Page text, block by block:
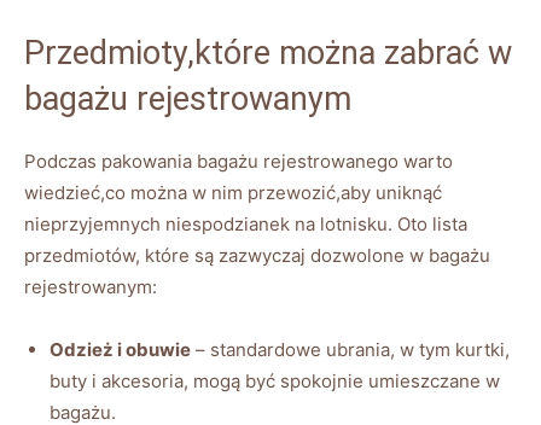
Przedmioty,które można zabrać w
bagażu rejestrowanym
Podczas pakowania bagażu rejestrowanego warto
wiedzieć,co można w nim przewozić,aby uniknąć
nieprzyjemnych niespodzianek na lotnisku. Oto lista
przedmiotów, które są zazwyczaj dozwolone w bagażu
rejestrowanym:
Odzież i obuwie – standardowe ubrania, w tym kurtki,
buty i akcesoria, mogą być spokojnie umieszczane w
bagażu.